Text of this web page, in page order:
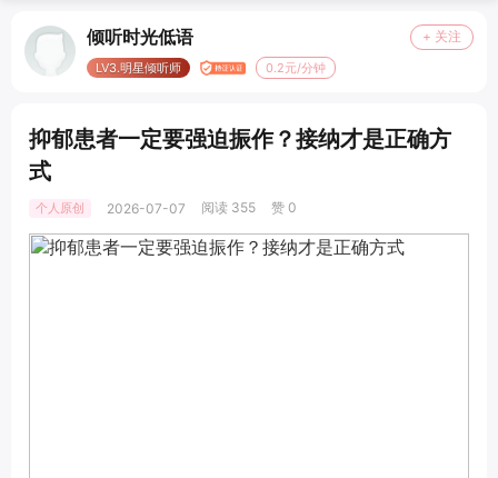
倾听时光低语 + 关注
LV3.明星倾听师 0.2元/分钟
抑郁患者一定要强迫振作？接纳才是正确方
式
个人原创 2026-07-07 阅读 355 赞 0